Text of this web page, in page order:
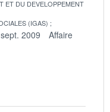
ET DU DEVELOPPEMENT
(IGAS)
2009
Affaire